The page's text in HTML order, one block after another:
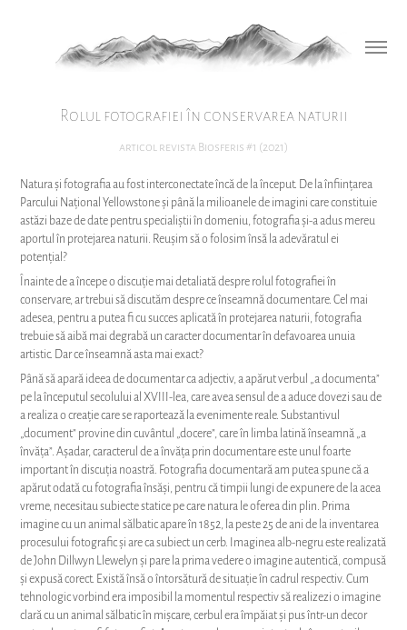
Rolul fotografiei în conservarea naturii
articol revista Biosferis #1 (2021)
Natura și fotografia au fost interconectate încă de la început. De la înființarea
Parcului Național Yellowstone și până la milioanele de imagini care constituie
astăzi baze de date pentru specialiștii în domeniu, fotografia și-a adus mereu
aportul în protejarea naturii. Reușim să o folosim însă la adevăratul ei
potențial?
Înainte de a începe o discuție mai detaliată despre rolul fotografiei în
conservare, ar trebui să discutăm despre ce înseamnă documentare. Cel mai
adesea, pentru a putea fi cu succes aplicată în protejarea naturii, fotografia
trebuie să aibă mai degrabă un caracter documentar în defavoarea unuia
artistic. Dar ce înseamnă asta mai exact?
Până să apară ideea de documentar ca adjectiv, a apărut verbul „a documenta”
pe la începutul secolului al XVIII-lea, care avea sensul de a aduce dovezi sau de
a realiza o creație care se raportează la evenimente reale. Substantivul
„document” provine din cuvântul „docere”, care în limba latină înseamnă „a
învăța”. Așadar, caracterul de a învăța prin documentare este unul foarte
important în discuția noastră. Fotografia documentară am putea spune că a
apărut odată cu fotografia însăși, pentru că timpii lungi de expunere de la acea
vreme, necesitau subiecte statice pe care natura le oferea din plin. Prima
imagine cu un animal sălbatic apare în 1852, la peste 25 de ani de la inventarea
procesului fotografic și are ca subiect un cerb. Imaginea alb-negru este realizată
de John Dillwyn Llewelyn și pare la prima vedere o imagine autentică, compusă
și expusă corect. Există însă o întorsătură de situație în cadrul respectiv. Cum
tehnologic vorbind era imposibil la momentul respectiv să realizezi o imagine
clară cu un animal sălbatic în mișcare, cerbul era împăiat și pus într-un decor